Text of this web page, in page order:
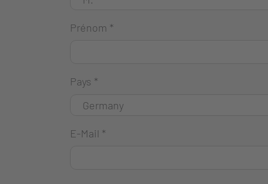
Prénom *
Pays *
E-Mail *